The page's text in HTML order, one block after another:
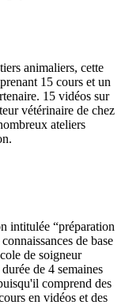
animaliers, cette
15 cours et un
15 vidéos sur
vétérinaire de chez
ateliers
intitulée “préparation
de base
de soigneur
de 4 semaines
comprend des
en vidéos et des